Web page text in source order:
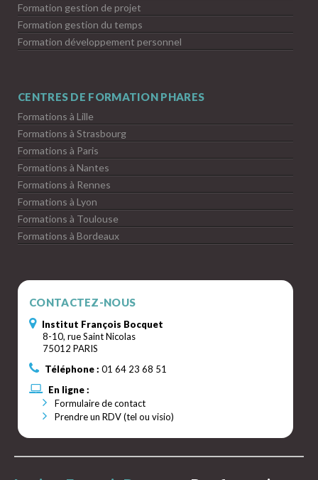
Formation gestion de projet
Formation gestion du temps
Formation développement personnel
CENTRES DE FORMATION PHARES
Formations à Lille
Formations à Strasbourg
Formations à Paris
Formations à Nantes
Formations à Rennes
Formations à Lyon
Formations à Toulouse
Formations à Bordeaux
CONTACTEZ-NOUS
Institut François Bocquet
8-10, rue Saint Nicolas
75012 PARIS
Téléphone : 01 64 23 68 51
En ligne :
Formulaire de contact
Prendre un RDV (tel ou visio)